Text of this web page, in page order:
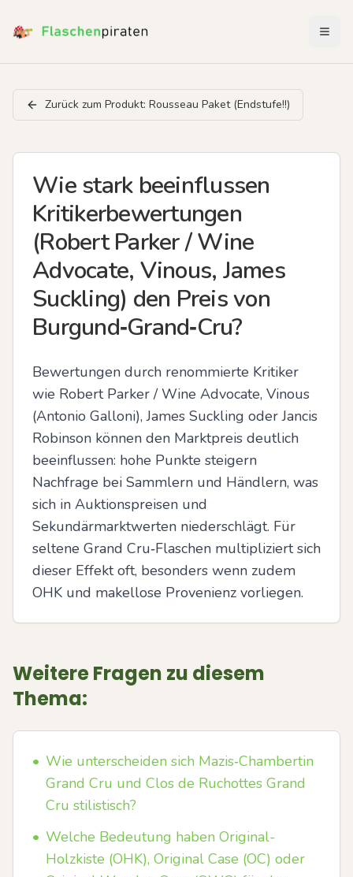
Zurück zum Produkt: Rousseau Paket (Endstufe!!)
Wie stark beeinflussen
Kritikerbewertungen
(Robert Parker / Wine
Advocate, Vinous, James
Suckling) den Preis von
Burgund‑Grand‑Cru?
Bewertungen durch renommierte Kritiker
wie Robert Parker / Wine Advocate, Vinous
(Antonio Galloni), James Suckling oder Jancis
Robinson können den Marktpreis deutlich
beeinflussen: hohe Punkte steigern
Nachfrage bei Sammlern und Händlern, was
sich in Auktionspreisen und
Sekundärmarktwerten niederschlägt. Für
seltene Grand Cru‑Flaschen multipliziert sich
dieser Effekt oft, besonders wenn zudem
OHK und makellose Provenienz vorliegen.
Weitere Fragen zu diesem
Thema:
• Wie unterscheiden sich Mazis‑Chambertin
Grand Cru und Clos de Ruchottes Grand
Cru stilistisch?
• Welche Bedeutung haben Original-
Holzkiste (OHK), Original Case (OC) oder